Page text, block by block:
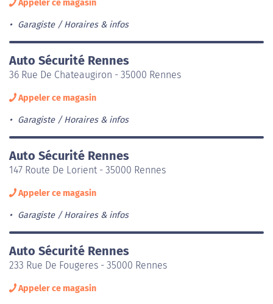
Appeler ce magasin
Garagiste Horaires & infos
Auto Sécurité Rennes
36 Rue De Chateaugiron - 35000 Rennes
Appeler ce magasin
Garagiste Horaires & infos
Auto Sécurité Rennes
147 Route De Lorient - 35000 Rennes
Appeler ce magasin
Garagiste Horaires & infos
Auto Sécurité Rennes
233 Rue De Fougeres - 35000 Rennes
Appeler ce magasin